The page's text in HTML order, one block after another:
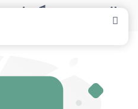
حالت تعمیر و نگهداری